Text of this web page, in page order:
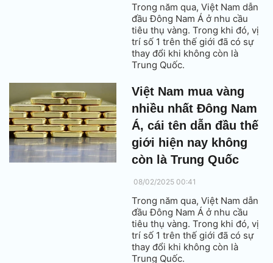
Trong năm qua, Việt Nam dẫn
đầu Đông Nam Á ở nhu cầu
tiêu thụ vàng. Trong khi đó, vị
trí số 1 trên thế giới đã có sự
thay đổi khi không còn là
Trung Quốc.
Việt Nam mua vàng
nhiều nhất Đông Nam
Á, cái tên dẫn đầu thế
giới hiện nay không
còn là Trung Quốc
08/02/2025 00:41
Trong năm qua, Việt Nam dẫn
đầu Đông Nam Á ở nhu cầu
tiêu thụ vàng. Trong khi đó, vị
trí số 1 trên thế giới đã có sự
thay đổi khi không còn là
Trung Quốc.